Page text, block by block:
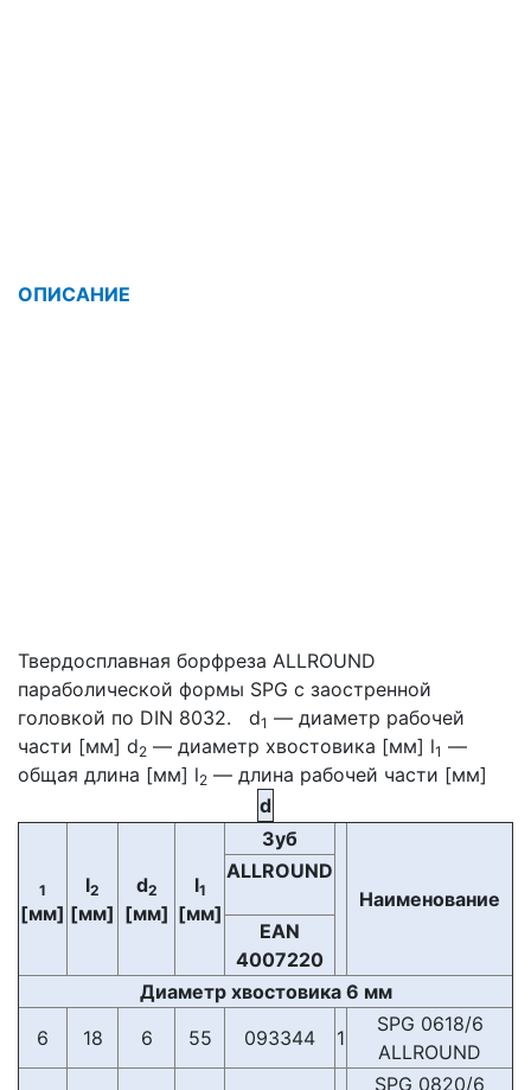
ОПИСАНИЕ
Твердосплавная борфреза ALLROUND
параболической формы SPG с заостренной
головкой по DIN 8032. d1 — диаметр рабочей
части [мм] d2 — диаметр хвостовика [мм] l1 —
общая длина [мм] l2 — длина рабочей части [мм]
d
1
[мм]
l2
[мм]
d2
[мм]
l1
[мм]
Зуб
Наименование
ALLROUND
EAN
4007220
Диаметр хвостовика 6 мм
6
18 6 55 093344 1
SPG 0618/6
ALLROUND
SPG 0820/6